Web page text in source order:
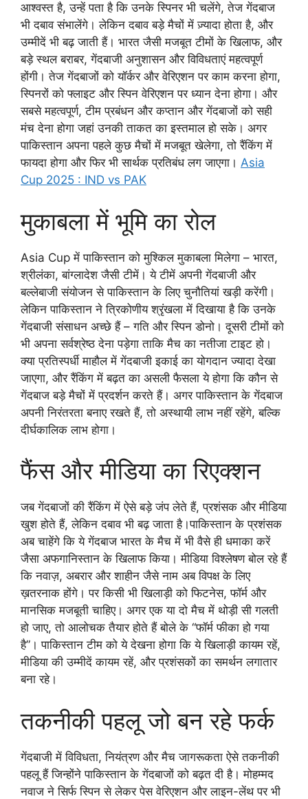
आश्वस्त है, उन्हें पता है कि उनके स्पिनर भी चलेंगे, तेज गेंदबाज
भी दबाव संभालेंगे। लेकिन दबाव बड़े मैचों में ज़्यादा होता है, और
उम्मीदें भी बढ़ जाती हैं। भारत जैसी मजबूत टीमों के खिलाफ, और
बड़े स्थल बराबर, गेंदबाजी अनुशासन और विविधताएं महत्वपूर्ण
होंगी। तेज गेंदबाजों को यॉर्कर और वेरिएशन पर काम करना होगा,
स्पिनरों को फ्लाइट और स्पिन वेरिएशन पर ध्यान देना होगा। और
सबसे महत्वपूर्ण, टीम प्रबंधन और कप्तान और गेंदबाजों को सही
मंच देना होगा जहां उनकी ताकत का इस्तमाल हो सके। अगर
पाकिस्तान अपना पहले कुछ मैचों में मजबूत खेलेगा, तो रैंकिंग में
फायदा होगा और फिर भी सार्थक प्रतिबंध लग जाएगा। Asia
Cup 2025 : IND vs PAK
मुकाबला में भूमि का रोल
Asia Cup में पाकिस्तान को मुश्किल मुकाबला मिलेगा – भारत,
श्रीलंका, बांग्लादेश जैसी टीमें। ये टीमें अपनी गेंदबाजी और
बल्लेबाजी संयोजन से पाकिस्तान के लिए चुनौतियां खड़ी करेंगी।
लेकिन पाकिस्तान ने त्रिकोणीय श्रृंखला में दिखाया है कि उनके
गेंदबाजी संसाधन अच्छे हैं – गति और स्पिन डोनो। दूसरी टीमों को
भी अपना सर्वश्रेष्ठ देना पड़ेगा ताकि मैच का नतीजा टाइट हो।
क्या प्रतिस्पर्धी माहौल में गेंदबाजी इकाई का योगदान ज्यादा देखा
जाएगा, और रैंकिंग में बढ़त का असली फैसला ये होगा कि कौन से
गेंदबाज बड़े मैचों में प्रदर्शन करते हैं। अगर पाकिस्तान के गेंदबाज
अपनी निरंतरता बनाए रखते हैं, तो अस्थायी लाभ नहीं रहेंगे, बल्कि
दीर्घकालिक लाभ होगा।
फैंस और मीडिया का रिएक्शन
जब गेंदबाजों की रैंकिंग में ऐसे बड़े जंप लेते हैं, प्रशंसक और मीडिया
खुश होते हैं, लेकिन दबाव भी बढ़ जाता है।पाकिस्तान के प्रशंसक
अब चाहेंगे कि ये गेंदबाज भारत के मैच में भी वैसे ही धमाका करें
जैसा अफगानिस्तान के खिलाफ किया। मीडिया विश्लेषण बोल रहे हैं
कि नवाज़, अबरार और शाहीन जैसे नाम अब विपक्ष के लिए
ख़तरनाक होंगे। पर किसी भी खिलाड़ी को फिटनेस, फॉर्म और
मानसिक मजबूती चाहिए। अगर एक या दो मैच में थोड़ी सी गलती
हो जाए, तो आलोचक तैयार होते हैं बोले के “फॉर्म फीका हो गया
है”। पाकिस्तान टीम को ये देखना होगा कि ये खिलाड़ी कायम रहें,
मीडिया की उम्मीदें कायम रहें, और प्रशंसकों का समर्थन लगातार
बना रहे।
तकनीकी पहलू जो बन रहे फर्क
गेंदबाजी में विविधता, नियंत्रण और मैच जागरूकता ऐसे तकनीकी
पहलू हैं जिन्होंने पाकिस्तान के गेंदबाजों को बढ़त दी है। मोहम्मद
नवाज ने सिर्फ स्पिन से लेकर पेस वेरिएशन और लाइन-लेंथ पर भी